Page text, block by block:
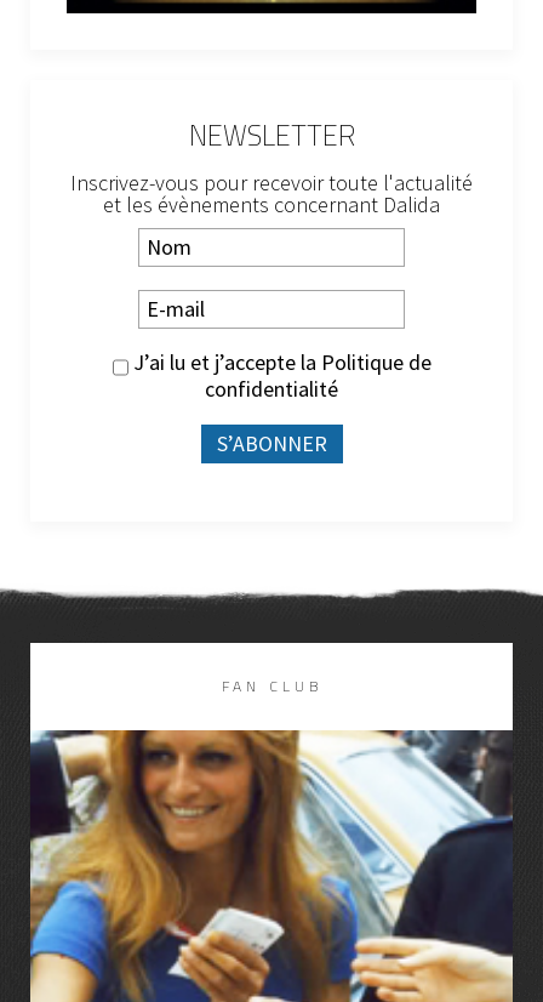
NEWSLETTER
Inscrivez-vous pour recevoir toute l'actualité
et les évènements concernant Dalida
J’ai lu et j’accepte la Politique de
confidentialité
FAN CLUB
LIRE LA SUITE